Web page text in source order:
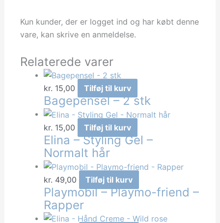
Kun kunder, der er logget ind og har købt denne
vare, kan skrive en anmeldelse.
Relaterede varer
kr. 15,00 Tilføj til kurv
Bagepensel – 2 stk
kr. 15,00 Tilføj til kurv
Elina – Styling Gel –
Normalt hår
kr. 49,00 Tilføj til kurv
Playmobil – Playmo-friend –
Rapper